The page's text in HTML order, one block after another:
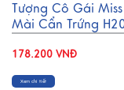
Tượng Cô Gái
Mài Cẩn Trứng
178.200 VNĐ
Xem chi tiết